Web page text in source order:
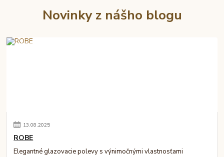
Novinky z nášho blogu
13.08.2025
ROBE
Elegantné glazovacie polevy s výnimočnými vlastnosťami